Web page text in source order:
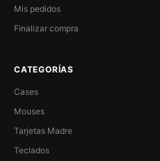
Mis pedidos
Finalizar compra
CATEGORÍAS
Cases
Mouses
Tarjetas Madre
Teclados